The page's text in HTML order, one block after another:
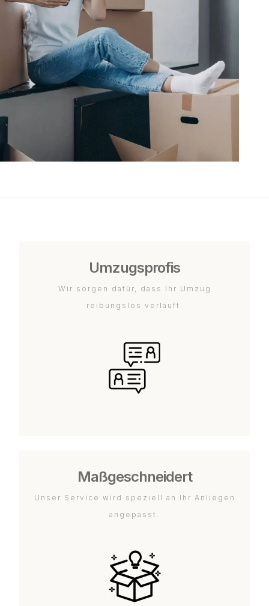
Umzugsprofis
Wir sorgen dafür, dass Ihr Umzug
reibungslos verläuft.
Maßgeschneidert
Unser Service wird speziell an Ihr Anliegen
angepasst.